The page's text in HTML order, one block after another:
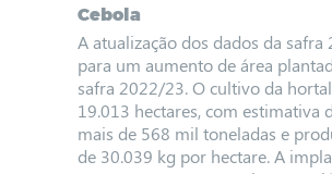
Cebola
A atualização dos dados da
para um aumento de área
safra 2022/23. O cultivo da
19.013 hectares, com estimativa
mais de 568 mil toneladas e
de 30.039 kg por hectare. A